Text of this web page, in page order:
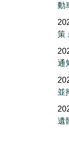
動
策
通
並
遺